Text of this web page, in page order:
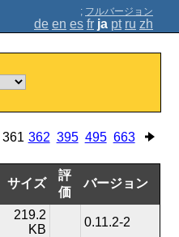
; フルバージョン
de en es fr ja pt ru zh
361 362 395 495 663
サイズ
評
価
バージョン
219.2
KB
0.11.2-2